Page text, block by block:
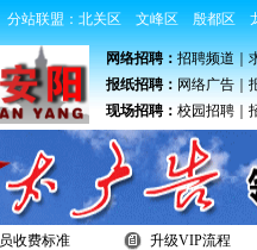
分站联盟： 北关区 文峰区 殷都区
网络招聘：招聘频道｜
报纸招聘： 网络广告｜
现场招聘： 校园招聘｜
收费标准 升级VIP流程